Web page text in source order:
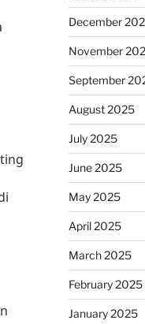
December
November
September
August 2025
July 2025
June 2025
May 2025
April 2025
March 2025
February 2025
January 2025